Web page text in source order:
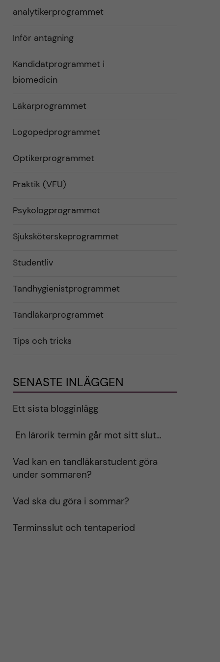
analytikerprogrammet
Inför antagning
Kandidatprogrammet i
biomedicin
Läkarprogrammet
Logopedprogrammet
Optikerprogrammet
Praktik (VFU)
Psykologprogrammet
Sjuksköterskeprogrammet
Studentliv
Tandhygienistprogrammet
Tandläkarprogrammet
Tips och tricks
SENASTE INLÄGGEN
Ett sista blogginlägg
En lärorik termin går mot sitt slut…
Vad kan en tandläkarstudent göra
under sommaren?
Vad ska du göra i sommar?
Terminsslut och tentaperiod